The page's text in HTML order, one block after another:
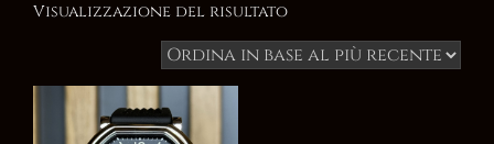
Visualizzazione del risultato